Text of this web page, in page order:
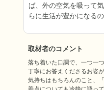
ば、外の空気を吸って
らに生活が豊かになる
取材者のコメント
落ち着いた口調で、一つ一
丁寧にお答えくださるお姿
気持ちはもちろんのこと、